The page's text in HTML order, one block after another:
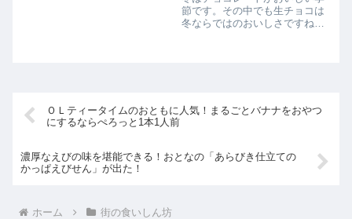
節です。その中でも生チョコは
冬ならではのおいしさですね。
ＯＬティータイムのおともに人気！まるごとバナナをおやつ
にするならぺろっと1本1人前
濃厚なえびの味を堪能できる！おとなの「あらびき仕立ての
かっぱえびせん」が出た！
ホーム 街の食いしん坊